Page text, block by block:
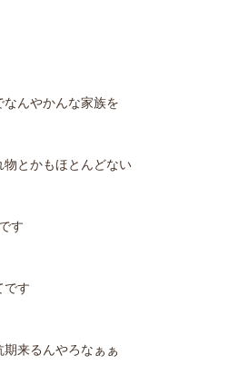
んやかんな家族を
とかもほとんどない
す
です
来るんやろなぁぁ